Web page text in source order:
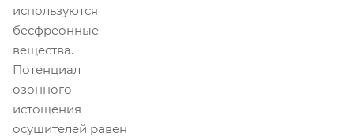
используются
бесфреонные
вещества.
Потенциал
озонного
истощения
осушителей равен